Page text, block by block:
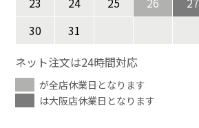
30
31
ネット注文は24時間対応
が全店休業日となります
は大阪店休業日となります